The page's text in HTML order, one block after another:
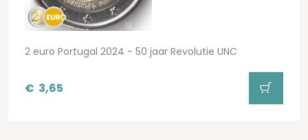
2 euro Portugal 2024 - 50 jaar Revolutie UNC
€ 3,65